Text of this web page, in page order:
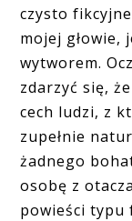
czysto
mojej głowie,
wytworem.
zdarzyć się,
cech ludzi, z
zupełnie
żadnego
osobę z
powieści typu